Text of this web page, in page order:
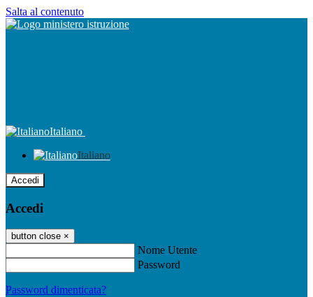
Salta al contenuto
Italiano
Italiano
Accedi
Accedi
button close ×
Nome Utente
Password
Password dimenticata?